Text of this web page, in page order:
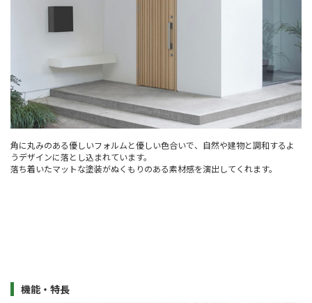
角に丸みのある優しいフォルムと優しい色合いで、自然や建物と調和するよ
うデザインに落とし込まれています。
落ち着いたマットな塗装がぬくもりのある素材感を演出してくれます。
機能・特長